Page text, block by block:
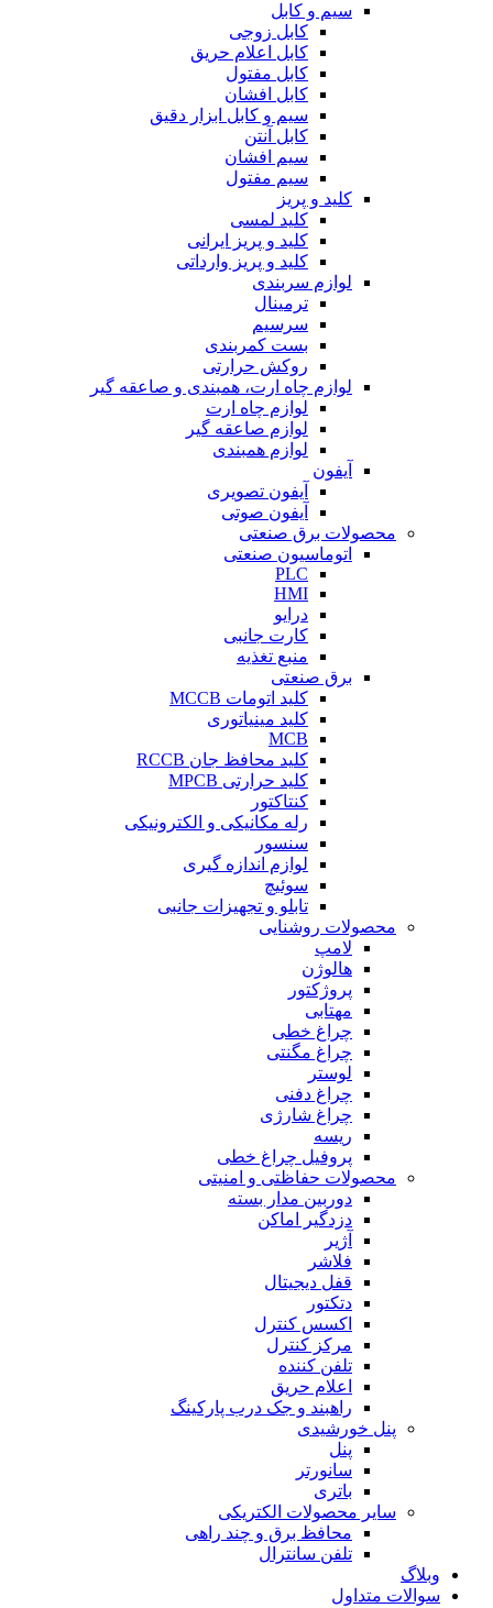
سیم و کابل
کابل زوجی
کابل اعلام حریق
کابل مفتول
کابل افشان
سیم و کابل ابزار دقیق
کابل آنتن
سیم افشان
سیم مفتول
کلید و پریز
کلید لمسی
کلید و پریز ایرانی
کلید و پریز وارداتی
لوازم سربندی
ترمینال
سرسیم
بست کمربندی
روکش حرارتی
لوازم چاه ارت، همبندی و صاعقه گیر
لوازم چاه ارت
لوازم صاعقه گیر
لوازم همبندی
آیفون
آیفون تصویری
آیفون صوتی
محصولات برق صنعتی
اتوماسیون صنعتی
PLC
HMI
درایو
کارت جانبی
منبع تغذیه
برق صنعتی
کلید اتومات MCCB
کلید مینیاتوری
MCB
کلید محافظ جان RCCB
کلید حرارتی MPCB
کنتاکتور
رله مکانیکی و الکترونیکی
سنسور
لوازم اندازه گیری
سوئیچ
تابلو و تجهیزات جانبی
محصولات روشنایی
لامپ
هالوژن
پروژکتور
مهتابی
چراغ خطی
چراغ مگنتی
لوستر
چراغ دفنی
چراغ شارژی
ریسه
پروفیل چراغ خطی
محصولات حفاظتی و امنیتی
دوربین مدار بسته
دزدگیر اماکن
آژیر
فلاشر
قفل دیجیتال
دتکتور
اکسس کنترل
مرکز کنترل
تلفن کننده
اعلام حریق
راهبند و جک درب پارکینگ
پنل خورشیدی
پنل
سانورتر
باتری
سایر محصولات الکتریکی
محافظ برق و چند راهی
تلفن سانترال
وبلاگ
سوالات متداول